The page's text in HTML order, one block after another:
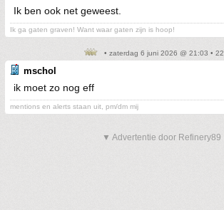
Ik ben ook net geweest.
Ik ga gaten graven! Want waar gaten zijn is hoop!
• zaterdag 6 juni 2026 @ 21:03 • 22
mschol
ik moet zo nog eff
mentions en alerts staan uit, pm/dm mij
▼ Advertentie door Refinery89